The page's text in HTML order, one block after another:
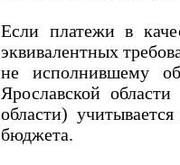
Если платежи в
эквивалентных
не исполнившему
Ярославской
области)
бюджета.